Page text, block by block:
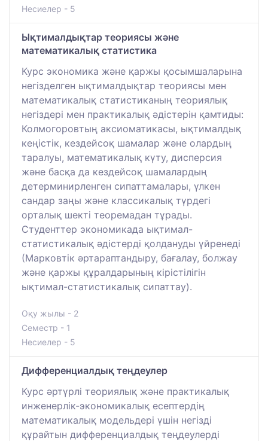
Несиелер - 5
Ықтималдықтар теориясы және
математикалық статистика
Курс экономика және қаржы қосымшаларына
негізделген ықтималдықтар теориясы мен
математикалық статистиканың теориялық
негіздері мен практикалық әдістерін қамтиды:
Колмогоровтың аксиоматикасы, ықтималдық
кеңістік, кездейсоқ шамалар және олардың
таралуы, математикалық күту, дисперсия
және басқа да кездейсоқ шамалардың
детерминирленген сипаттамалары, үлкен
сандар заңы және классикалық түрдегі
орталық шекті теоремадан тұрады.
Студенттер экономикада ықтимал-
статистикалық әдістерді қолдануды үйренеді
(Марковтік әртараптандыру, бағалау, болжау
және қаржы құралдарының кірістілігін
ықтимал-статистикалық сипаттау).
Оқу жылы - 2
Семестр - 1
Несиелер - 5
Дифференциалдық теңдеулер
Курс әртүрлі теориялық және практикалық
инженерлік-экономикалық есептердің
математикалық модельдері үшін негізді
құрайтын дифференциалдық теңдеулерді